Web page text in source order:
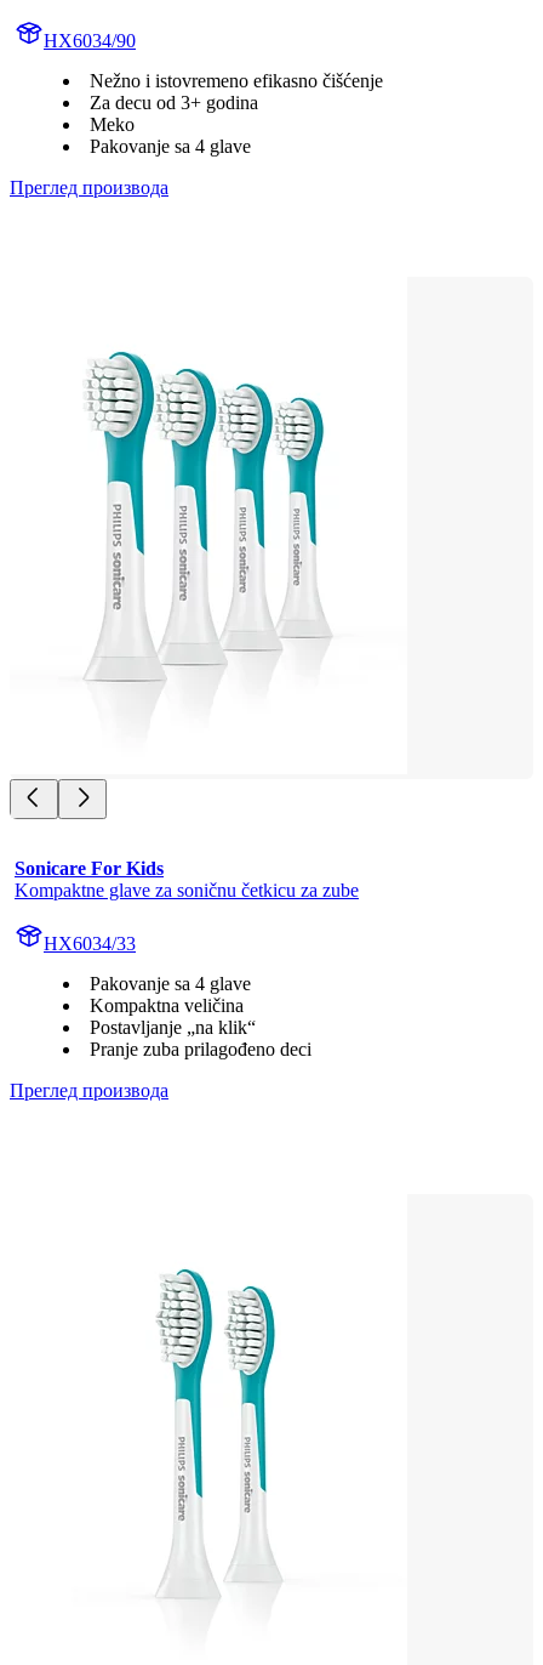
HX6034/90
Nežno i istovremeno efikasno čišćenje
Za decu od 3+ godina
Meko
Pakovanje sa 4 glave
Преглед производа
Sonicare For Kids
Kompaktne glave za soničnu četkicu za zube
HX6034/33
Pakovanje sa 4 glave
Kompaktna veličina
Postavljanje „na klik“
Pranje zuba prilagođeno deci
Преглед производа